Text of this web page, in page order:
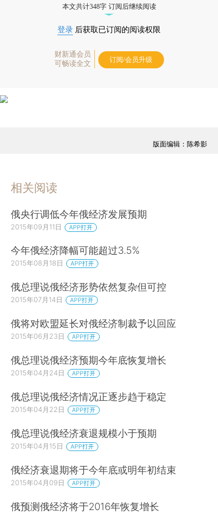
本文共计348字 订阅后继续阅读
登录 后获取已订阅的阅读权限
财新通会员
可畅读全文
订阅/会员升级
版面编辑：陈希影
相关阅读
俄央行调低今年俄经济发展预期
2015年09月11日 APP打开
今年俄经济降幅可能超过3.5%
2015年08月18日 APP打开
俄总理说俄经济形势依然复杂但可控
2015年07月14日 APP打开
俄将对欧盟延长对俄经济制裁予以回应
2015年06月23日 APP打开
俄总理说俄经济预期今年底恢复增长
2015年04月24日 APP打开
俄总理说俄经济情况正逐步趋于稳定
2015年04月22日 APP打开
俄总理说俄经济衰退规模小于预期
2015年04月15日 APP打开
俄经济衰退期将于今年底或明年初结束
2015年04月09日 APP打开
俄预测俄经济将于2016年恢复增长